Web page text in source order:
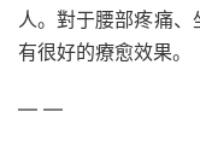
人。對于腰部疼痛
有很好的療愈效果。
— —